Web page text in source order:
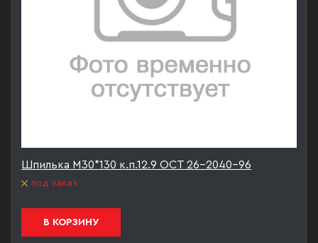
Шпилька М30*130 к.п.12.9 ОСТ 26-2040-96
под заказ
В КОРЗИНУ